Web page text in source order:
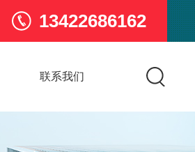
13422686162
联系我们